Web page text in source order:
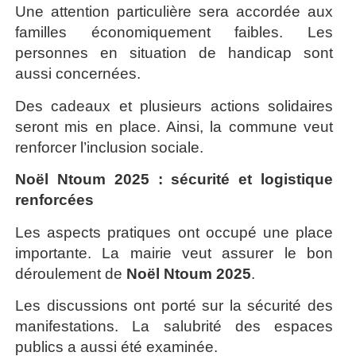
Une attention particulière sera accordée aux
familles économiquement faibles. Les
personnes en situation de handicap sont
aussi concernées.
Des cadeaux et plusieurs actions solidaires
seront mis en place. Ainsi, la commune veut
renforcer l’inclusion sociale.
Noël Ntoum 2025 : sécurité et logistique
renforcées
Les aspects pratiques ont occupé une place
importante. La mairie veut assurer le bon
déroulement de Noël Ntoum 2025.
Les discussions ont porté sur la sécurité des
manifestations. La salubrité des espaces
publics a aussi été examinée.